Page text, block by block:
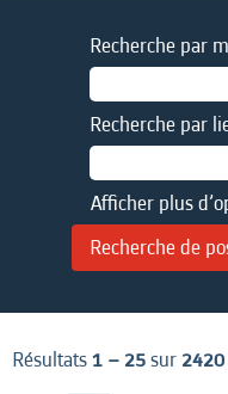
Recherche par
Recherche par
Afficher plus
Résultats1 – 25sur 2420